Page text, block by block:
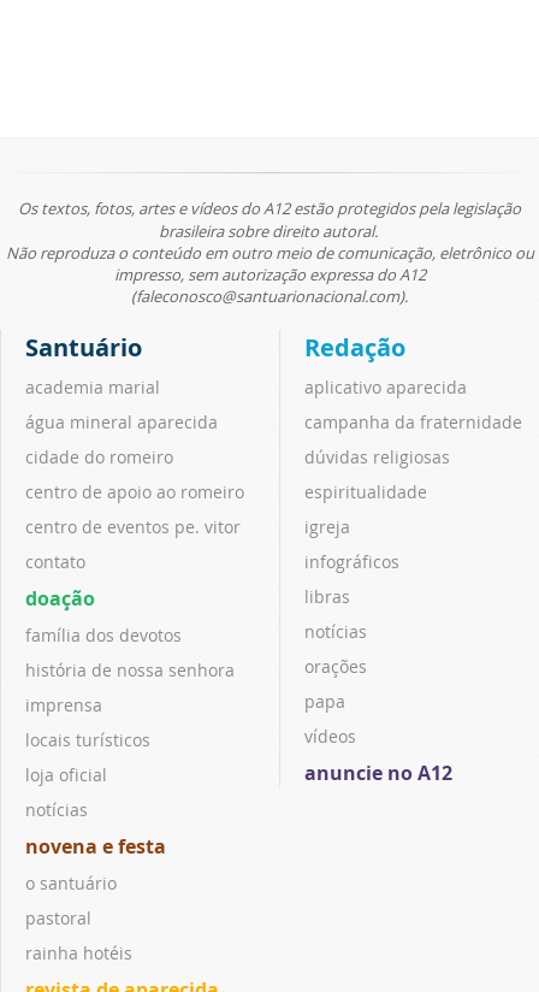
Os textos, fotos, artes e vídeos do A12 estão protegidos pela legislação
brasileira sobre direito autoral.
Não reproduza o conteúdo em outro meio de comunicação, eletrônico ou
impresso, sem autorização expressa do A12
(faleconosco@santuarionacional.com).
Santuário
academia marial
água mineral aparecida
cidade do romeiro
centro de apoio ao romeiro
centro de eventos pe. vitor
contato
doação
família dos devotos
história de nossa senhora
imprensa
locais turísticos
loja oficial
notícias
novena e festa
o santuário
pastoral
rainha hotéis
Redação
aplicativo aparecida
campanha da fraternidade
dúvidas religiosas
espiritualidade
igreja
infográficos
libras
notícias
orações
papa
vídeos
anuncie no A12